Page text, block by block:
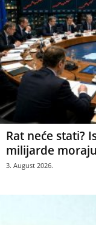
Rat neće stati?
milijarde
3. August 2026.